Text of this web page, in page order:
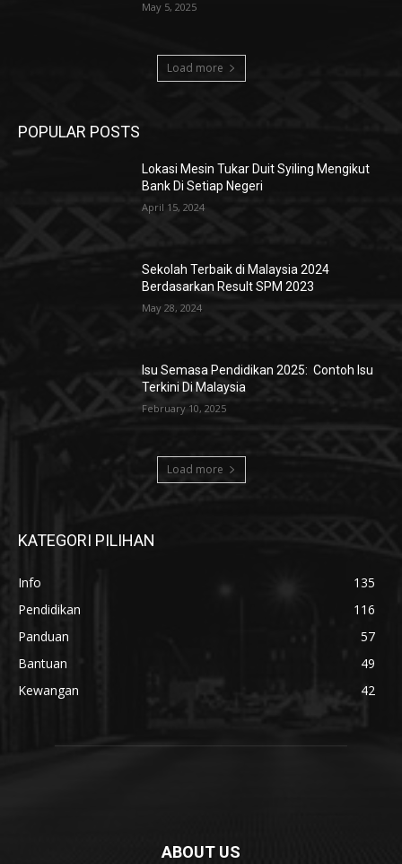
May 5, 2025
Load more
POPULAR POSTS
Lokasi Mesin Tukar Duit Syiling Mengikut
Bank Di Setiap Negeri
April 15, 2024
Sekolah Terbaik di Malaysia 2024
Berdasarkan Result SPM 2023
May 28, 2024
Isu Semasa Pendidikan 2025: Contoh Isu
Terkini Di Malaysia
February 10, 2025
Load more
KATEGORI PILIHAN
Info
135
Pendidikan
116
Panduan
57
Bantuan
49
Kewangan
42
ABOUT US